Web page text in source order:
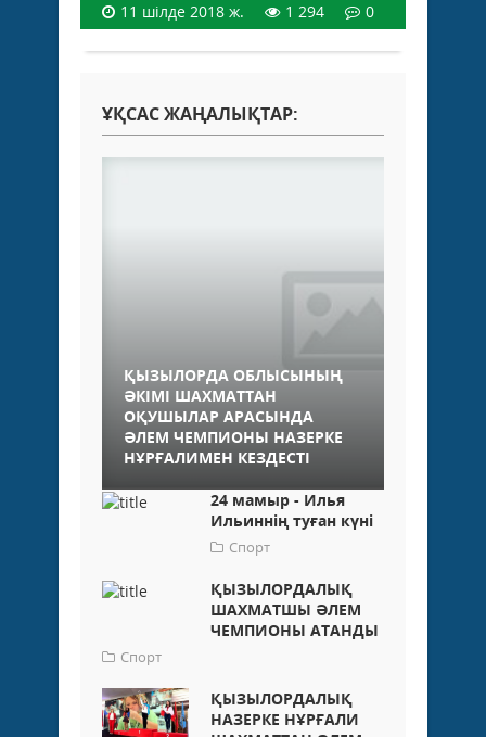
11 шілде 2018 ж.
1 294 0
ҰҚСАС ЖАҢАЛЫҚТАР:
ҚЫЗЫЛОРДА ОБЛЫСЫНЫҢ
ӘКІМІ ШАХМАТТАН
ОҚУШЫЛАР АРАСЫНДА
ӘЛЕМ ЧЕМПИОНЫ НАЗЕРКЕ
НҰРҒАЛИМЕН КЕЗДЕСТІ
24 мамыр - Илья
Ильиннің туған күні
Спорт
ҚЫЗЫЛОРДАЛЫҚ
ШАХМАТШЫ ӘЛЕМ
ЧЕМПИОНЫ АТАНДЫ
Спорт
ҚЫЗЫЛОРДАЛЫҚ
НАЗЕРКЕ НҰРҒАЛИ